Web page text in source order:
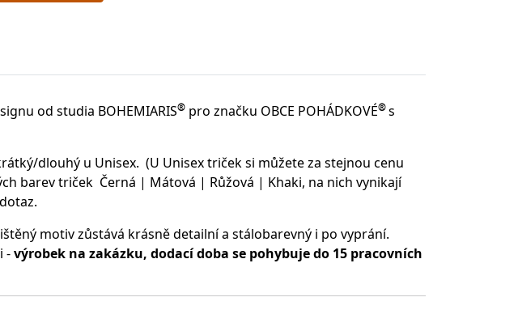
od studia BOHEMIARIS® pro značku OBCE POHÁDKOVÉ®s
dlouhý u Unisex. (U Unisex triček si můžete za stejnou cenu
barev triček Černá | Mátová | Růžová | Khaki, na nich vynikají
motiv zůstává krásně detailní a stálobarevný i po vyprání.
-výrobek na zakázku, dodací doba se pohybuje do 15 pracovních